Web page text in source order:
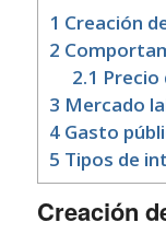
1 Creación
2
2.1 Precio
3 Mercado
4Gasto
5 Tipos de
Creación